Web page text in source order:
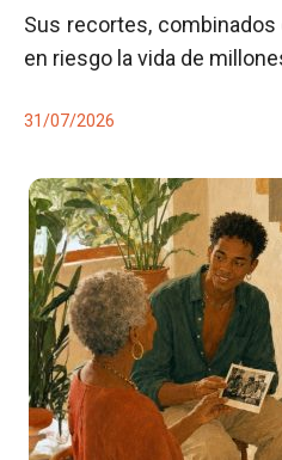
Sus recortes, combinados
en riesgo la vida de
31/07/2026